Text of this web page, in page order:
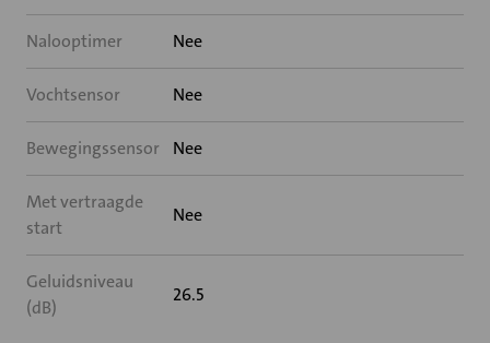
Nalooptimer Nee
Vochtsensor Nee
Bewegingssensor Nee
Met vertraagde
start
Nee
Geluidsniveau
(dB)
26.5